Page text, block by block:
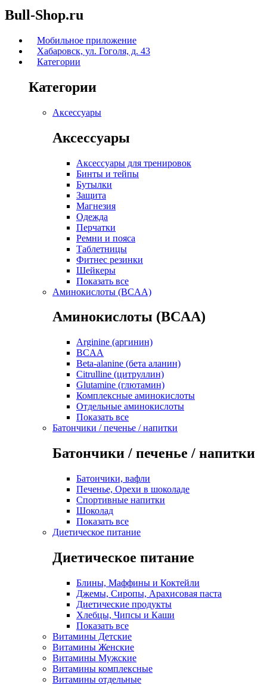
Bull-Shop.ru
Мобильное приложение
Хабаровск, ул. Гоголя, д. 43
Категории
Категории
Аксессуары
Аксессуары
Аксессуары для тренировок
Бинты и тейпы
Бутылки
Защита
Магнезия
Одежда
Перчатки
Ремни и пояса
Таблетницы
Фитнес резинки
Шейкеры
Показать все
Аминокислоты (BCAA)
Аминокислоты (BCAA)
Arginine (аргинин)
BCAA
Beta-alanine (бета аланин)
Citrulline (цитруллин)
Glutamine (глютамин)
Комплексные аминокислоты
Отдельные аминокислоты
Показать все
Батончики / печенье / напитки
Батончики / печенье / напитки
Батончики, вафли
Печенье, Орехи в шоколаде
Спортивные напитки
Шоколад
Показать все
Диетическое питание
Диетическое питание
Блины, Маффины и Коктейли
Джемы, Сиропы, Арахисовая паста
Диетические продукты
Хлебцы, Чипсы и Каши
Показать все
Витамины Детские
Витамины Женские
Витамины Мужские
Витамины комплексные
Витамины отдельные